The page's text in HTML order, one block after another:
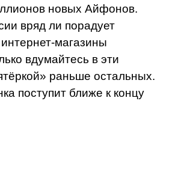
новых Айфонов.
вряд ли порадует
магазины
вдумайтесь в эти
раньше остальных.
поступит ближе к концу